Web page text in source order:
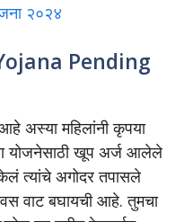
२०२४
Pending
अस्या महिलांनी कृपया
योजनेसाठी खूप अर्ज आलेले
त्यांचे अगोदर तपासले
वाट बघायची आहे. तुमचा